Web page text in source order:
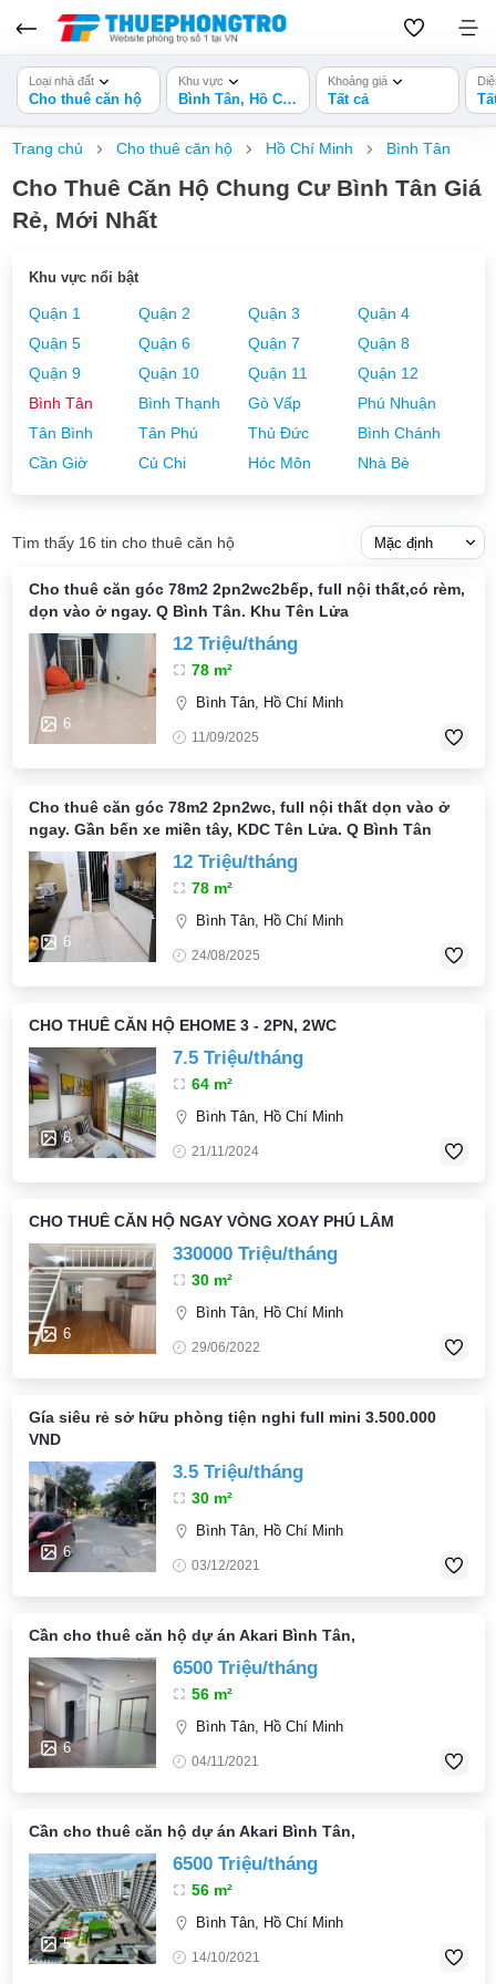
Loại nhà đất
Cho thuê căn hộ
Khu vực
Bình Tân, Hồ Chí Minh
Khoảng giá
Tất cả
Trang chủ Cho thuê căn hộ Hồ Chí Minh Bình Tân
Cho Thuê Căn Hộ Chung Cư Bình Tân Giá
Rẻ, Mới Nhất
Khu vực nổi bật
Quận 1 Quận 2 Quận 3
Quận 4
Quận 5
Quận 6 Quận 7
Quận 8
Quận 9
Quận 10 Quận 11
Quận 12
Bình Tân
Bình Thạnh Gò Vấp
Phú Nhuận
Tân Bình
Tân Phú Thủ Đức
Bình Chánh
Cần Giờ
Củ Chi Hóc Môn Nhà Bè
Tìm thấy 16 tin cho thuê căn hộ
Cho thuê căn góc 78m2 2pn2wc2bếp, full nội thất,có rèm,
dọn vào ở ngay. Q Bình Tân. Khu Tên Lửa
6
12 Triệu/tháng
78 m²
Bình Tân, Hồ Chí Minh
11/09/2025
Cho thuê căn góc 78m2 2pn2wc, full nội thất dọn vào ở
ngay. Gần bến xe miền tây, KDC Tên Lửa. Q Bình Tân
6
12 Triệu/tháng
78 m²
Bình Tân, Hồ Chí Minh
24/08/2025
CHO THUÊ CĂN HỘ EHOME 3 - 2PN, 2WC
6
7.5 Triệu/tháng
64 m²
Bình Tân, Hồ Chí Minh
21/11/2024
CHO THUÊ CĂN HỘ NGAY VÒNG XOAY PHÚ LÂM
6
330000 Triệu/tháng
30 m²
Bình Tân, Hồ Chí Minh
29/06/2022
Gía siêu rẻ sở hữu phòng tiện nghi full mini 3.500.000
VND
6
3.5 Triệu/tháng
30 m²
Bình Tân, Hồ Chí Minh
03/12/2021
Cần cho thuê căn hộ dự án Akari Bình Tân,
6
6500 Triệu/tháng
56 m²
Bình Tân, Hồ Chí Minh
04/11/2021
Cần cho thuê căn hộ dự án Akari Bình Tân,
5
6500 Triệu/tháng
56 m²
Bình Tân, Hồ Chí Minh
14/10/2021